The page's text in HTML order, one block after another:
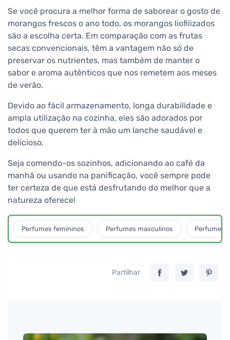
Se você procura a melhor forma de saborear o gosto de
morangos frescos o ano todo, os morangos liofilizados
são a escolha certa. Em comparação com as frutas
secas convencionais, têm a vantagem não só de
preservar os nutrientes, mas também de manter o
sabor e aroma autênticos que nos remetem aos meses
de verão.
Devido ao fácil armazenamento, longa durabilidade e
ampla utilização na cozinha, eles são adorados por
todos que querem ter à mão um lanche saudável e
delicioso.
Seja comendo-os sozinhos, adicionando ao café da
manhã ou usando na panificação, você sempre pode
ter certeza de que está desfrutando do melhor que a
natureza oferece!
Perfumes femininos Perfumes masculinos Perfumes
Partilhar